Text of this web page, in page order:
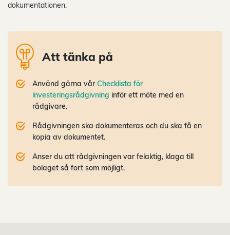
dokumentationen.
Att tänka på
Använd gärna vårChecklista för
investeringsrådgivning inför ett möte med en
rådgivare.
Rådgivningen ska dokumenteras och du ska få en
kopia av dokumentet.
Anser du att rådgivningen var felaktig, klaga till
bolaget så fort som möjligt.